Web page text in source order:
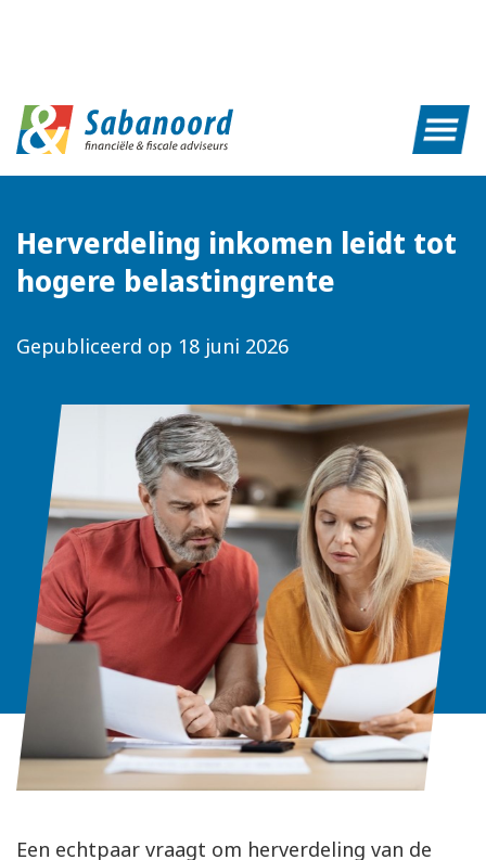
Herverdeling inkomen leidt tot
hogere belastingrente
Gepubliceerd op 18 juni 2026
Een echtpaar vraagt om herverdeling van de